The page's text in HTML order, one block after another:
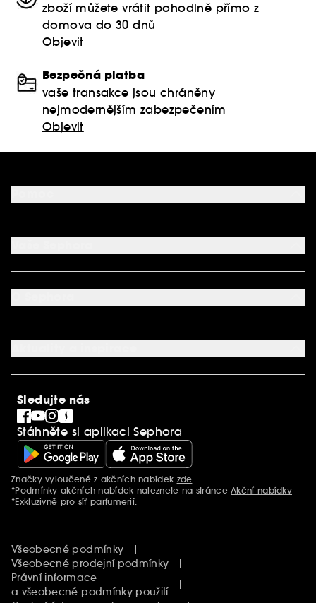
zboží můžete vrátit pohodlně přímo z
domova do 30 dnů
Objevit
Bezpečná platba
vaše transakce jsou chráněny
nejmodernějším zabezpečením
Objevit
FAQ
Podmínky Nabídek
Kontaktujte nás
Mapa stránky
Můj účet
Aplikace SEPHORA
Nastavení souborů cookie
O společnosti Sephora
Kariéra
SEPHORiA
Blog Sephora
Singles´ Day
Black Friday
Cyber Monday
Vánoce
Sledujte nás
Stáhněte si aplikaci Sephora
Další informace
Značky vyloučené z akčních nabídek zde
*Podmínky akčních nabídek naleznete na stránceAkční nabídky
*Exkluzivně pro síť parfumerií.
Všeobecné podmínky
Všeobecné prodejní podmínky
Právní informace
a všeobecné podmínky použití